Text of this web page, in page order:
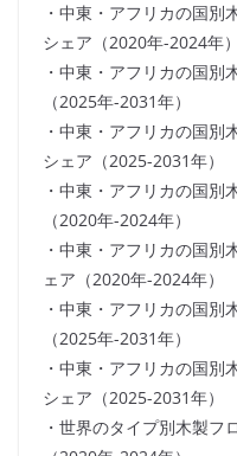
・中東・アフリカの国
シェア（2020年-2024年）
・中東・アフリカの国
（2025年-2031年）
・中東・アフリカの国
シェア（2025-2031年）
・中東・アフリカの国別
（2020年-2024年）
・中東・アフリカの国別
ェア（2020年-2024年）
・中東・アフリカの国別
（2025年-2031年）
・中東・アフリカの国別
シェア（2025-2031年）
・世界のタイプ別木製フ